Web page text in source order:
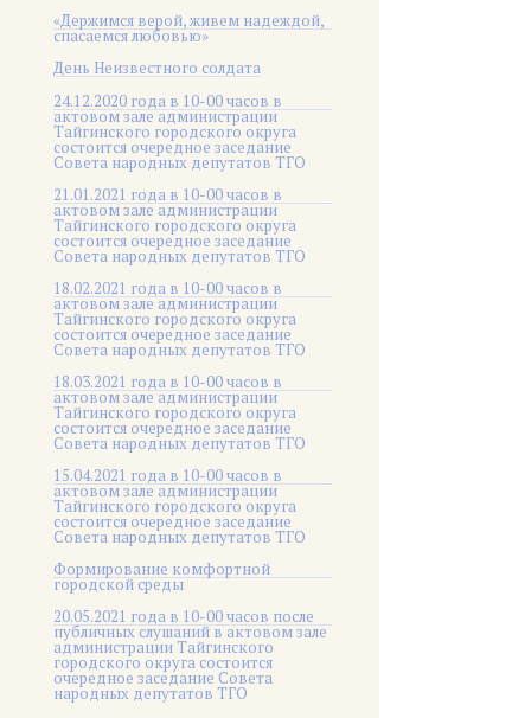
«Держимся верой, живем надеждой,
спасаемся любовью»
День Неизвестного солдата
24.12.2020 года в 10-00 часов в
актовом зале администрации
Тайгинского городского округа
состоится очередное заседание
Совета народных депутатов ТГО
21.01.2021 года в 10-00 часов в
актовом зале администрации
Тайгинского городского округа
состоится очередное заседание
Совета народных депутатов ТГО
18.02.2021 года в 10-00 часов в
актовом зале администрации
Тайгинского городского округа
состоится очередное заседание
Совета народных депутатов ТГО
18.03.2021 года в 10-00 часов в
актовом зале администрации
Тайгинского городского округа
состоится очередное заседание
Совета народных депутатов ТГО
15.04.2021 года в 10-00 часов в
актовом зале администрации
Тайгинского городского округа
состоится очередное заседание
Совета народных депутатов ТГО
Формирование комфортной
городской среды
20.05.2021 года в 10-00 часов после
публичных слушаний в актовом зале
администрации Тайгинского
городского округа состоится
очередное заседание Совета
народных депутатов ТГО